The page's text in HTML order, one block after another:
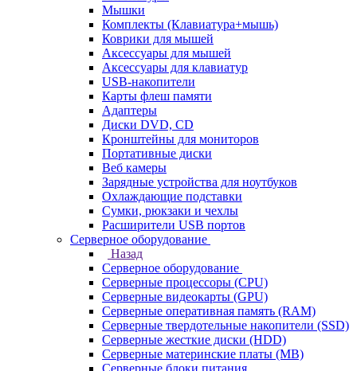
Мышки
Комплекты (Клавиатура+мышь)
Коврики для мышей
Аксессуары для мышей
Аксессуары для клавиатур
USB-накопители
Карты флеш памяти
Адаптеры
Диски DVD, CD
Кронштейны для мониторов
Портативные диски
Веб камеры
Зарядные устройства для ноутбуков
Охлаждающие подставки
Сумки, рюкзаки и чехлы
Расширители USB портов
Серверное оборудование
Назад
Серверное оборудование
Серверные процессоры (CPU)
Серверные видеокарты (GPU)
Серверные оперативная память (RAM)
Серверные твердотельные накопители (SSD)
Серверные жесткие диски (HDD)
Серверные материнские платы (MB)
Серверные блоки питания